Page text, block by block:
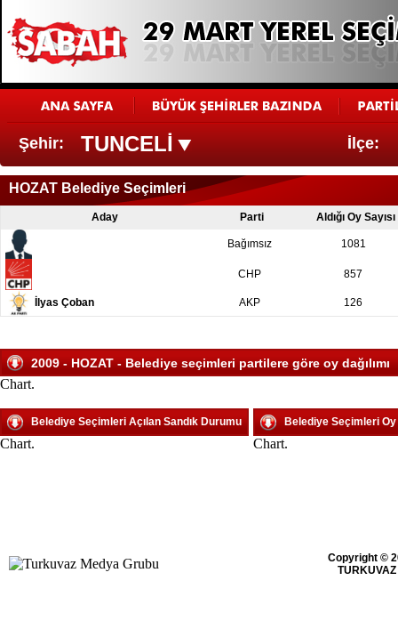
Şehir: TUNCELİ İlçe:
HOZAT Belediye Seçimleri
Aday Parti Aldığı Oy Sayısı
Bağımsız 1081
CHP 857
İlyas Çoban AKP 126
2009 - HOZAT - Belediye seçimleri partilere göre oy dağılımı
Chart.
Belediye Seçimleri Açılan Sandık Durumu
Chart.
Belediye Seçimleri
Chart.
Copyright ©